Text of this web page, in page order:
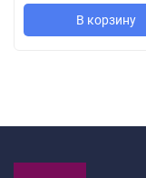
В корзину